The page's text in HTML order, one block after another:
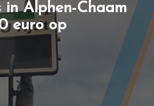
in Alphen-Chaam
euro op